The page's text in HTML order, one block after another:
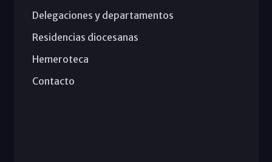
Delegaciones y departamentos
Residencias diocesanas
Hemeroteca
Contacto